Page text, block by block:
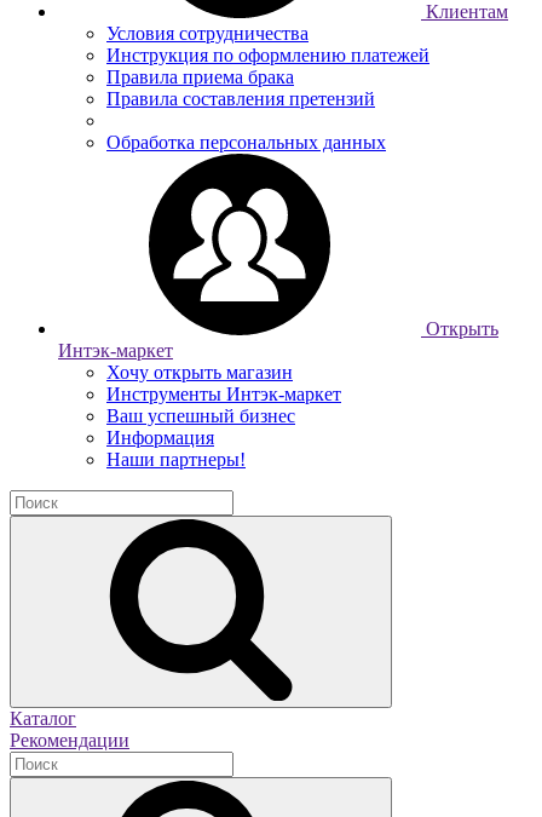
Клиентам
Условия сотрудничества
Инструкция по оформлению платежей
Правила приема брака
Правила составления претензий
Обработка персональных данных
Открыть
Интэк-маркет
Хочу открыть магазин
Инструменты Интэк-маркет
Ваш успешный бизнес
Информация
Наши партнеры!
Каталог
Рекомендации